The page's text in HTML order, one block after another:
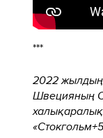
***
2022
Швецияның
халықаралық